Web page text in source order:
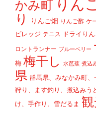
かみ町
りん
り
りんご畑 りんご酢 ケ
ビレッジ テニス ドライり
ロントランナー ブルーベリー
梅 梅干し 水芭蕉 煮込
県 群馬県、みなかみ町
狩り、ます釣り、煮込みう
け、手作り、雪だるま 観